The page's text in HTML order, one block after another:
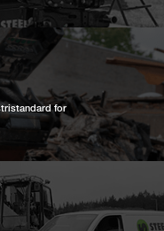
for